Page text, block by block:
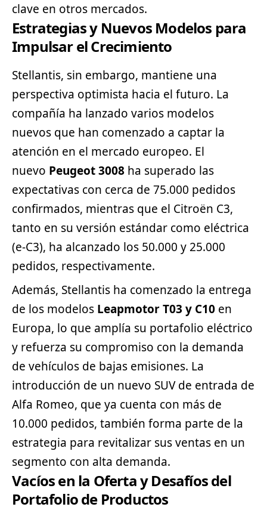
clave en otros mercados.
Estrategias y Nuevos Modelos para
Impulsar el Crecimiento
Stellantis, sin embargo, mantiene una
perspectiva optimista hacia el futuro. La
compañía ha lanzado varios modelos
nuevos que han comenzado a captar la
atención en el mercado europeo. El
nuevo Peugeot3008 ha superado las
expectativas con cerca de 75.000 pedidos
confirmados, mientras que el Citroën C3,
tanto en su versión estándar como eléctrica
(e-C3), ha alcanzado los 50.000 y 25.000
pedidos, respectivamente.
Además, Stellantis ha comenzado la entrega
de los modelos Leapmotor T03 y C10 en
Europa, lo que amplía su portafolio eléctrico
y refuerza su compromiso con la demanda
de vehículos de bajas emisiones. La
introducción de un nuevo SUVde entrada de
Alfa Romeo, que ya cuenta con más de
10.000 pedidos, también forma parte de la
estrategia para revitalizar sus ventas en un
segmento con alta demanda.
Vacíos en la Oferta y Desafíos del
Portafolio de Productos